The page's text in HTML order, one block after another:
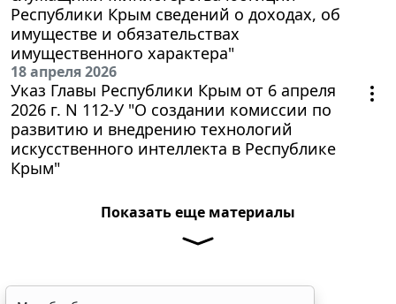
Республики Крым сведений о доходах, об
имуществе и обязательствах
имущественного характера"
18 апреля 2026
Указ Главы Республики Крым от 6 апреля
2026 г. N 112-У "О создании комиссии по
развитию и внедрению технологий
искусственного интеллекта в Республике
Крым"
Показать еще материалы